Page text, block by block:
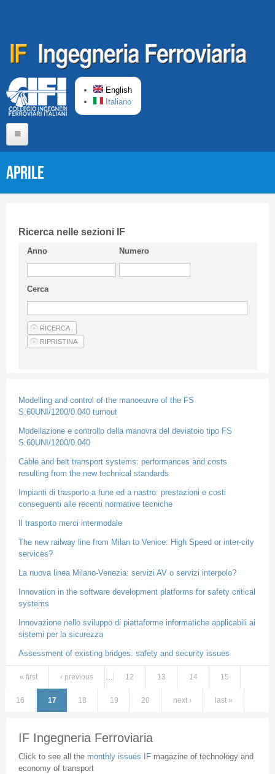
English
Italiano
Short presentation CIFI
Guideline
Privacy & Policy
Articles
Aprile
Ricerca nelle sezioni IF
Anno Numero
Cerca
Modelling and control of the manoeuvre of the FS
S.60UNI/1200/0.040 turnout
Modellazione e controllo della manovra del deviatoio tipo FS
S.60UNI/1200/0.040
Cable and belt transport systems: performances and costs
resulting from the new technical standards
Impianti di trasporto a fune ed a nastro: prestazioni e costi
conseguenti alle recenti normative tecniche
Il trasporto merci intermodale
The new railway line from Milan to Venice: High Speed or inter-city
services?
La nuova linea Milano-Venezia: servizi AV o servizi interpolo?
Innovation in the software development platforms for safety critical
systems
Innovazione nello sviluppo di piattaforme informatiche applicabili ai
sistemi per la sicurezza
Assessment of existing bridges: safety and security issues
Pages
« first ‹ previous … 12 13 14 15
16 17 18 19 20 next › last »
IF Ingegneria Ferroviaria
Click to see all the monthly issues IF magazine of technology and
economy of transport